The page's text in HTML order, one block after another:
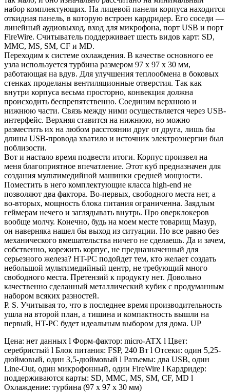
набор комплектующих. На лицевой панели корпуса находится
откидная панель, в которую встроен кардридер. Его соседи —
линейный аудиовыход, вход для микрофона, порт USB и порт
FireWire. Считыватель поддерживает шесть видов карт: SD,
MMC, MS, SM, CF и MD.
Переходим к системе охлаждения. В качестве основного ее
узла используется турбина размером 97 х 97 х 30 мм,
работающая на вдув. Для улучшения теплообмена в боковых
стенках проделаны вентиляционные отверстия. Так как
внутри корпуса весьма просторно, конвекция должна
происходить беспрепятственно. Соединим верхнюю и
нижнюю части. Связь между ними осуществляется через USB-
интерфейс. Верхняя ставится на нижнюю, но можно
разместить их на любом расстоянии друг от друга, лишь бы
длины USB-провода хватило и источник электроэнергии был
поблизости.
Вот и настало время подвести итоги. Корпус произвел на
меня благоприятное впечатление. Этот куб предназначен для
создания мультимедийной машинки средней мощности.
Поместить в него комплектующие класса high-end не
позволяют два фактора. Во-первых, свободного места нет, а
во-вторых, мощность блока питания ограниченна. Заядлым
геймерам нечего и заглядывать внутрь. Про оверклокеров
вообще молчу. Конечно, будь на моем месте товарищ Мазур,
он наверняка нашел бы выход из ситуации. Но все равно без
механического вмешательства ничего не сделаешь. Да и зачем,
собственно, корежить корпус, не предназначенный для
серьезного железа? HT-PC подойдет тем, кто желает создать
небольшой мультимедийный центр, не требующий много
свободного места. Претензий к продукту нет. Довольно
качественно сделанный металлический кубик с продуманным
набором всяких разностей.
P. S. Учитывая то, что в последнее время производительность
ушла на второй план, а тишина и компактность вышли на
первый, HT-PC будет идеальным выбором для дома. UP
Цена: нет данных l Форм-фактор: micro-ATX l Цвет:
серебристый l Блок питания: FSP, 240 Вт l Отсеки: один 5,25-
дюймовый, один 3,5-дюймовый l Разъемы: два USB, один
Line-Out, один микрофонный, один FireWire l Кардридер:
поддерживаются карты: SD, MMC, MS, SM, CF, MD l
Охлаждение: турбина (97 х 97 х 30 мм)